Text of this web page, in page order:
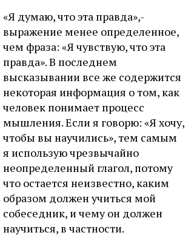
«Я думаю, что эта правда»,-
выражение менее определенное,
чем фраза: «Я чувствую, что эта
правда». В последнем
высказывании все же содержится
некоторая информация о том, как
человек понимает процесс
мышления. Если я говорю: «Я хочу,
чтобы вы научились», тем самым
я использую чрезвычайно
неопределенный глагол, потому
что остается неизвестно, каким
образом должен учиться мой
собеседник, и чему он должен
научиться, в частности.